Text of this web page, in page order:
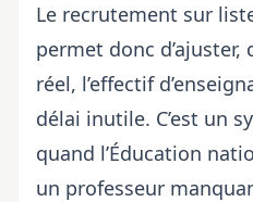
Le recrutement sur
permet donc
réel, l’effectif
délai inutile. C’est un
quand l’Éducation
un professeur